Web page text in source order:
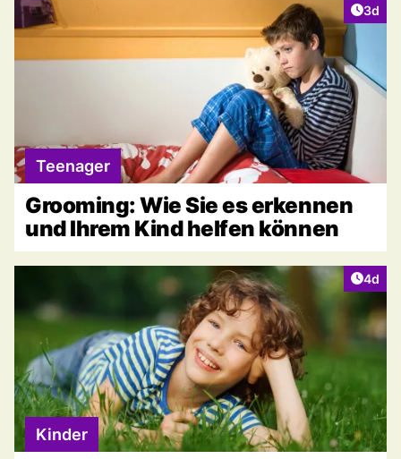
3d
Teenager
Grooming: Wie Sie es erkennen
und Ihrem Kind helfen können
4d
Kinder